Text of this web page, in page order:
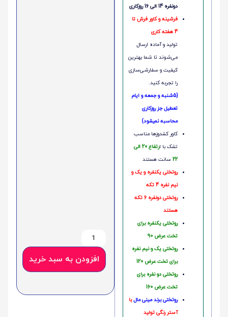
دونفره 14 الی 16 روزکاری
فرشینه و کاور فرش تا
4 هفته کاری
تولید و آماده ارسال
می‌شوند تا شما بهترین
کیفیت و سفارشی‌سازی
را تجربه کنید.
(5شنبه و جمعه و ایام
تعطیل جز روزکاری
محاسبه نمیشود)
کاور کشدوزها مناسب
تشک با ا
رتفاع 20 الی
22 سانت هستند
روتختی یکنفره و یک و
نیم نفره 4 تکه
روتختی دونفره 6 تکه
هستند
روتختی یکنفره برای
تخت عرض 90
روتختی یک و نیم نفره
برای تخت عرض 120
روتختی دو نفره برای
تخت عرض 160
روتختی‌ برند مینی مالبا
آستر رنگی تولید
افزودن به سبد خرید